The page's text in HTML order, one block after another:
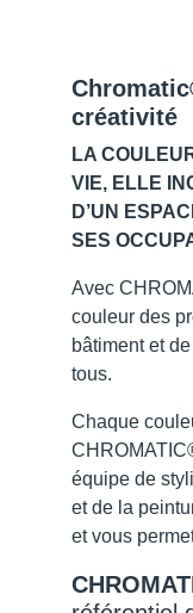
créativité
LA
VIE, ELLE
D’UN
SES
Avec
couleur des
bâtiment et
tous.
Chaque
équipe de
et de la
et vous